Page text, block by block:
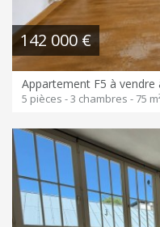
142 000 €
Appartement F5 à vendre
5 pièces - 3 chambres - 75